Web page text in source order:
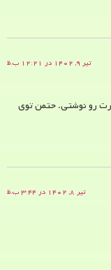
تیر ۹, ۱۴۰۲ در ۱۲:۲۱ ب.ظ
رو نوشتی. حتمن توی
تیر ۸, ۱۴۰۲ در ۳:۴۴ ب.ظ